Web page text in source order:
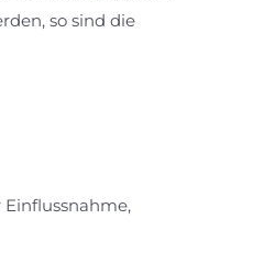
so sind die